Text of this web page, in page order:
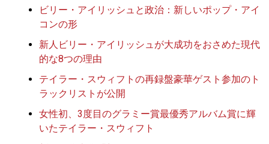
ビリー・アイリッシュと政治：新しいポップ・アイ
コンの形
新人ビリー・アイリッシュが大成功をおさめた現代
的な8つの理由
テイラー・スウィフトの再録盤豪華ゲスト参加のト
ラックリストが公開
女性初、3度目のグラミー賞最優秀アルバム賞に輝
いたテイラー・スウィフト